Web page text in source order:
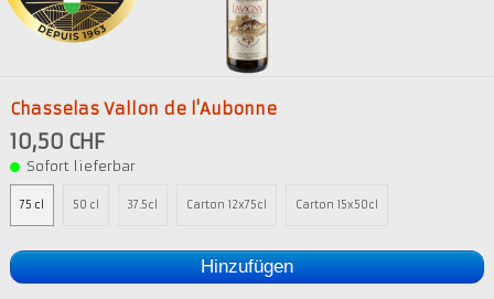
Chasselas Vallon de l'Aubonne
10,50 CHF
Sofort lieferbar
75 cl 50 cl 37.5cl Carton 12x75cl Carton 15x50cl
Hinzufügen